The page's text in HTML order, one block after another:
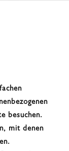
besuchen.
mit denen